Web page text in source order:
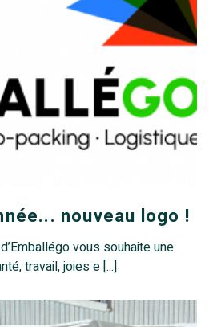
nouveau logo !
vous souhaite une
travail, joies e [...]